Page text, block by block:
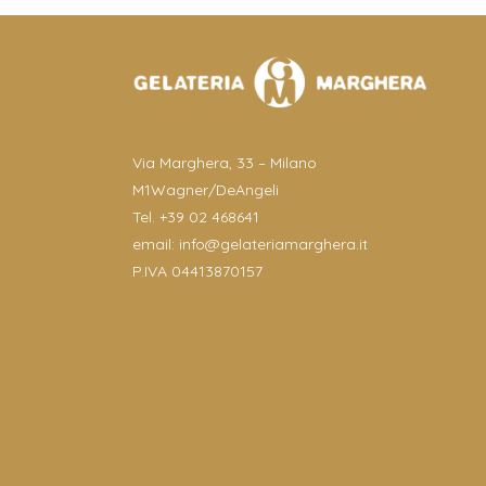
Via Marghera, 33 – Milano
M1Wagner/DeAngeli
Tel. +39 02 468641
email: info@gelateriamarghera.it
P.IVA 04413870157